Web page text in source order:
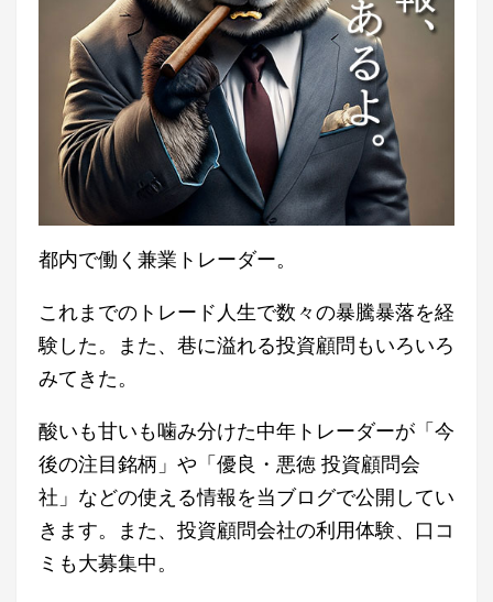
都内で働く兼業トレーダー。
これまでのトレード人生で数々の暴騰暴落を経
験した。また、巷に溢れる投資顧問もいろいろ
みてきた。
酸いも甘いも噛み分けた中年トレーダーが「今
後の注目銘柄」や「優良・悪徳 投資顧問会
社」などの使える情報を当ブログで公開してい
きます。また、投資顧問会社の利用体験、口コ
ミも大募集中。